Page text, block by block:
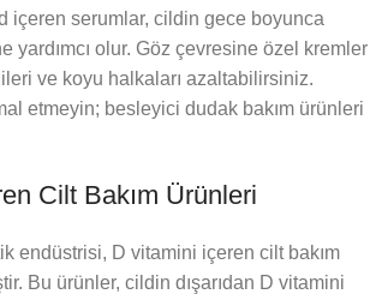
içeren serumlar, cildin gece boyunca
yardımcı olur. Göz çevresine özel kremler
ve koyu halkaları azaltabilirsiniz.
etmeyin; besleyici dudak bakım ürünleri
Cilt Bakım Ürünleri
endüstrisi, D vitamini içeren cilt bakım
Bu ürünler, cildin dışarıdan D vitamini